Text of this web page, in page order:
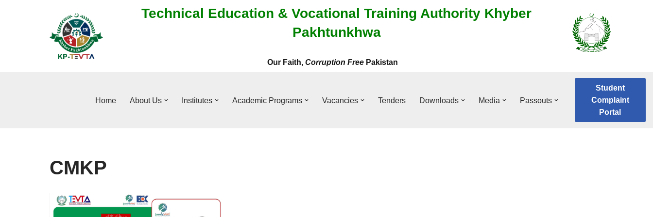
Technical Education & Vocational Training Authority Khyber
Pakhtunkhwa
Our Faith, Corruption Free Pakistan
Home About Us Institutes Academic Programs Vacancies Tenders Downloads Media Passouts
Student
Complaint
Portal
CMKP